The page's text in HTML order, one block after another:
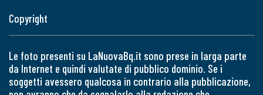
Copyright
Le foto presenti su LaNuovaBq.it sono prese in larga parte
da Internet e quindi valutate di pubblico dominio. Se i
soggetti avessero qualcosa in contrario alla pubblicazione,